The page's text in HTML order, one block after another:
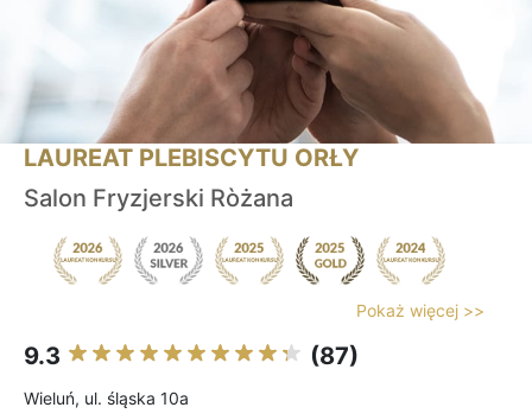
LAUREAT PLEBISCYTU ORŁY
Salon Fryzjerski Ròżana
Pokaż więcej >>
9.3 (87)
Wieluń, ul. śląska 10a